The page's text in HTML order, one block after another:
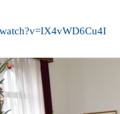
v=IX4vWD6Cu4I